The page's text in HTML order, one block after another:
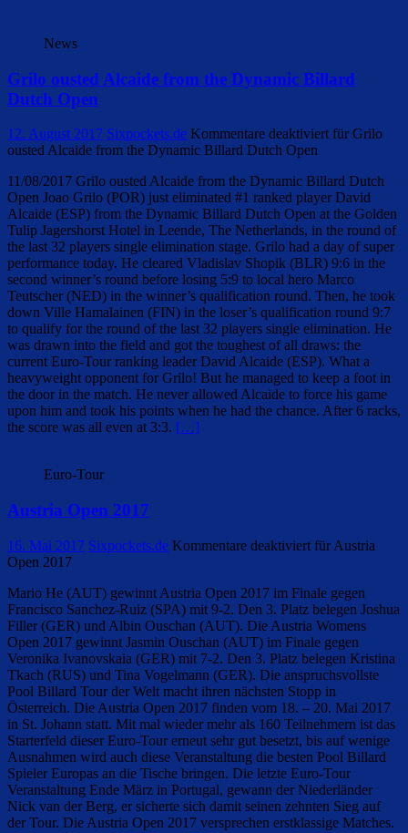
News
Grilo ousted Alcaide from the Dynamic Billard
Dutch Open
12. August 2017 Sixpockets.de Kommentare deaktiviert für Grilo
ousted Alcaide from the Dynamic Billard Dutch Open
11/08/2017 Grilo ousted Alcaide from the Dynamic Billard Dutch
Open Joao Grilo (POR) just eliminated #1 ranked player David
Alcaide (ESP) from the Dynamic Billard Dutch Open at the Golden
Tulip Jagershorst Hotel in Leende, The Netherlands, in the round of
the last 32 players single elimination stage. Grilo had a day of super
performance today. He cleared Vladislav Shopik (BLR) 9:6 in the
second winner’s round before losing 5:9 to local hero Marco
Teutscher (NED) in the winner’s qualification round. Then, he took
down Ville Hamalainen (FIN) in the loser’s qualification round 9:7
to qualify for the round of the last 32 players single elimination. He
was drawn into the field and got the toughest of all draws: the
current Euro-Tour ranking leader David Alcaide (ESP). What a
heavyweight opponent for Grilo! But he managed to keep a foot in
the door in the match. He never allowed Alcaide to force his game
upon him and took his points when he had the chance. After 6 racks,
the score was all even at 3:3. […]
Euro-Tour
Austria Open 2017
16. Mai 2017 Sixpockets.de Kommentare deaktiviert für Austria
Open 2017
Mario He (AUT) gewinnt Austria Open 2017 im Finale gegen
Francisco Sanchez-Ruiz (SPA) mit 9-2. Den 3. Platz belegen Joshua
Filler (GER) und Albin Ouschan (AUT). Die Austria Womens
Open 2017 gewinnt Jasmin Ouschan (AUT) im Finale gegen
Veronika Ivanovskaia (GER) mit 7-2. Den 3. Platz belegen Kristina
Tkach (RUS) und Tina Vogelmann (GER). Die anspruchsvollste
Pool Billard Tour der Welt macht ihren nächsten Stopp in
Österreich. Die Austria Open 2017 finden vom 18. – 20. Mai 2017
in St. Johann statt. Mit mal wieder mehr als 160 Teilnehmern ist das
Starterfeld dieser Euro-Tour erneut sehr gut besetzt, bis auf wenige
Ausnahmen wird auch diese Veranstaltung die besten Pool Billard
Spieler Europas an die Tische bringen. Die letzte Euro-Tour
Veranstaltung Ende März in Portugal, gewann der Niederländer
Nick van der Berg, er sicherte sich damit seinen zehnten Sieg auf
der Tour. Die Austria Open 2017 versprechen erstklassige Matches.